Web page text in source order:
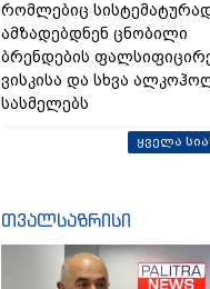
რომლებიც
ამზადებდნენ ცნობილი
ბრენდების
ვისკისა და სხვა
სასმელებს
ყველა
თვალსაზრისი